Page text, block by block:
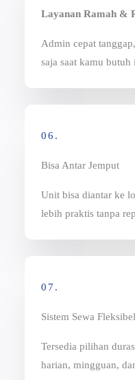
Layanan Ramah &
Admin cepat
saja saat kamu butuh
06.
Bisa Antar Jemput
Unit bisa diantar ke
lebih praktis tanpa
07.
Sistem Sewa Fleksibel
Tersedia pilihan
harian, mingguan,